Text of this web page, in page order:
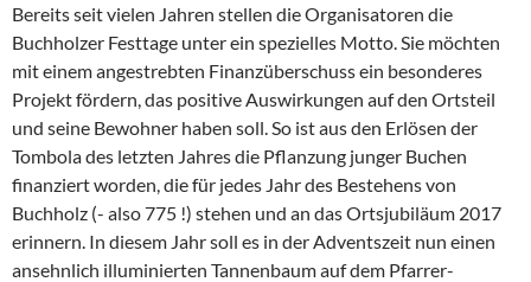
Bereits seit vielen Jahren stellen die Organisatoren die
Buchholzer Festtage unter ein spezielles Motto. Sie möchten
mit einem angestrebten Finanzüberschuss ein besonderes
Projekt fördern, das positive Auswirkungen auf den Ortsteil
und seine Bewohner haben soll. So ist aus den Erlösen der
Tombola des letzten Jahres die Pflanzung junger Buchen
finanziert worden, die für jedes Jahr des Bestehens von
Buchholz (- also 775 !) stehen und an das Ortsjubiläum 2017
erinnern. In diesem Jahr soll es in der Adventszeit nun einen
ansehnlich illuminierten Tannenbaum auf dem Pfarrer-